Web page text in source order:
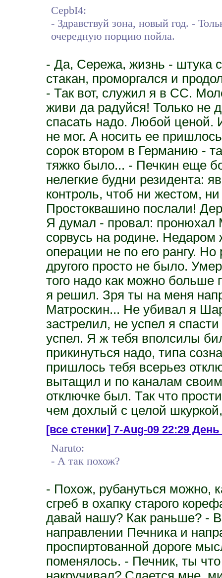
CepbI4:
- Здравствуй зона, новый год. -
очередную порцию пойла.
- Да, Сережа, жизнь - штука
стакан, проморгался и
- Так вот, служил я в СС.
живи да радуйся! Только не
спасать надо. Любой ценой.
не мог. А носить ее
сорок втором в Германию -
тяжко было... - Печкин еще
нелегкие будни резидента:
контроль, чтоб ни жестом,
Простоквашино послали!
Я думал - провал: пронюхал
сорвусь на родине. Недаром
операции не по его рангу.
другого просто не было.
того надо как можно больше
я решил. Зря ты на меня
Матроскин... Не убивал я
застрелил, не успел я
успел. Я ж тебя вполсилы
прикинуться надо, типа
пришлось тебя всерьез
вытащил и по каналам
отключке был. Так что
чем дохлый с целой
[все стенки]7-Aug-09 22:29 День
Naruto:
- А так похож?
- Похож, рубануться можно,
сгреб в охапку старого
давай нашу? Как раньше? -
направлении Печника и
проспиртованной дороге
поменялось. - Печник, ты